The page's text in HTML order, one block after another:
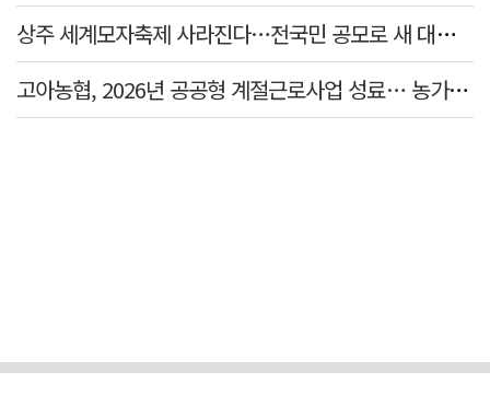
상주 세계모자축제 사라진다…전국민 공모로 새 대표축제 발굴 나서
고아농협, 2026년 공공형 계절근로사업 성료… 농가 일손 부족 해소 '효자'